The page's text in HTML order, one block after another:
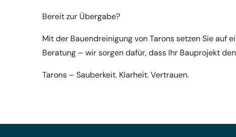
Bereit zur Übergabe?
Mit der Bauendreinigung von Tarons setzen Sie auf
Beratung – wir sorgen dafür, dass Ihr Bauprojekt
Tarons – Sauberkeit. Klarheit. Vertrauen.